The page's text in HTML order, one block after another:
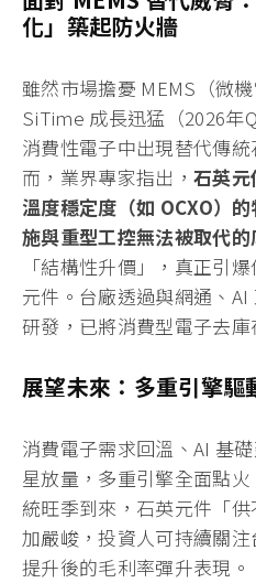
化」築起防火牆
雖然市場擔憂 MEMS（微
SiTime 成長迅猛（2026年
消費性電子中出現替代傳
而，業界專家指出，石英
溫度穩定度（如 OCXO）
施與重型工控無法被取代的
「結構性升價」，真正引
元件。台廠透過與網通、
研發，已將消費型電子去
展望未來：多重引擎驅
消費電子需求回溫、AI 基
星放量，多重引擎全面點
統旺季到來，石英元件「
加嚴峻，投資人可持續關
提升後的毛利率彈升表現。